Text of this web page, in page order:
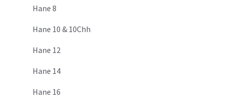
Hane 8
Hane 10 & 10Chh
Hane 12
Hane 14
Hane 16